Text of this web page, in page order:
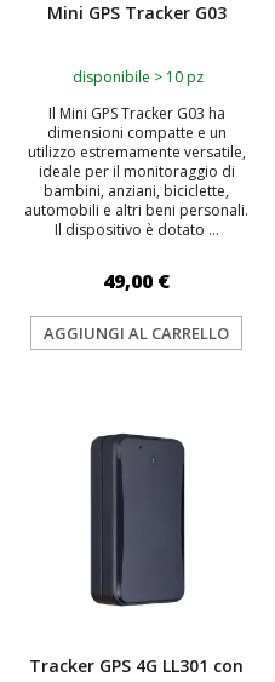
Mini GPS Tracker G03
disponibile > 10 pz
Il Mini GPS Tracker G03 ha
dimensioni compatte e un
utilizzo estremamente versatile,
ideale per il monitoraggio di
bambini, anziani, biciclette,
automobili e altri beni personali.
Il dispositivo è dotato ...
49,00 €
AGGIUNGI AL CARRELLO
Tracker GPS 4G LL301 con